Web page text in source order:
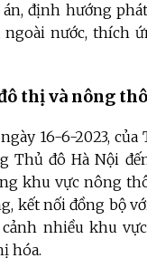
án, định hướng
ngoài nước, thích
thị và nông
16-6-2023,
Thủ đô Hà Nội
khu vực nông
kết nối đồng bộ
nhiều khu
hóa.